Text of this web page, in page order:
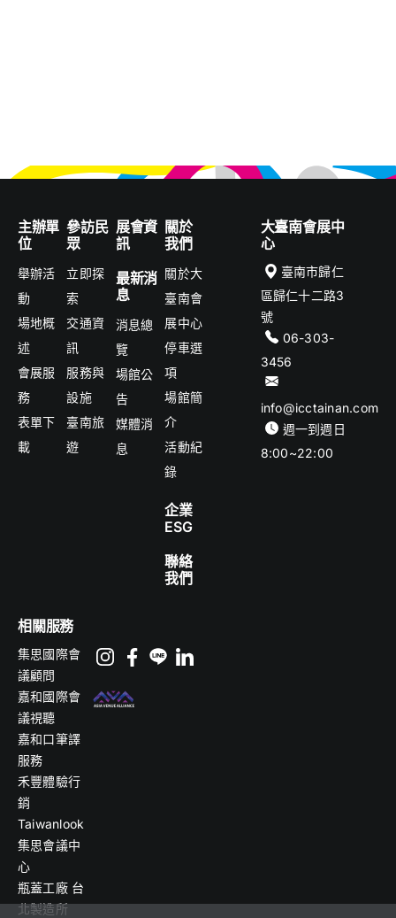
主辦單
位
舉辦活
動
場地概
述
會展服
務
表單下
載
參訪民
眾
立即探
索
交通資
訊
服務與
設施
臺南旅
遊
展會資
訊
最新消
息
消息總
覽
場館公
告
媒體消
息
關於
我們
關於大
臺南會
展中心
停車選
項
場館簡
介
活動紀
錄
企業
ESG
聯絡
我們
大臺南會展中
心
臺南市歸仁
區歸仁十二路3
號
06-303-
3456
info@icctainan.com
週一到週日
8:00~22:00
相關服務
集思國際會
議顧問
嘉和國際會
議視聽
嘉和口筆譯
服務
禾豐體驗行
銷
Taiwanlook
集思會議中
心
瓶蓋工廠 台
北製造所